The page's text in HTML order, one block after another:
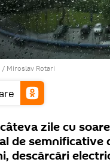
Miroslav Rotari
zile cu
de
descărcări